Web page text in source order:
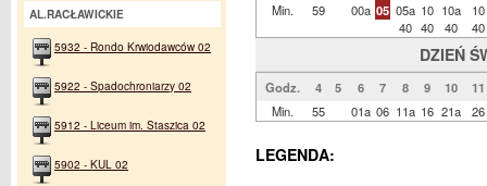
Min.
59 00a 05 05a
40
10
40
10a
40
10
40
DZIEŃ
Godz. 4 5 6 7 8 9 10
11
Min.
55 01a 06 11a 16 21a 26
LEGENDA:
AL.RACŁAWICKIE
5932 - Rondo Krwiodawców 02
5922 - Spadochroniarzy 02
5912 - Liceum im. Staszica 02
5902 - KUL 02